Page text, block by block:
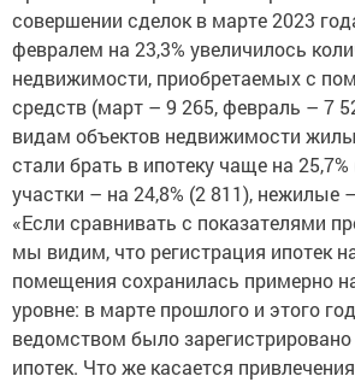
совершении сделок в марте 2023
февралем на 23,3% увеличилось
недвижимости, приобретаемых с
средств (март – 9 265, февраль – 7
видам объектов недвижимости
стали брать в ипотеку чаще на
участки – на 24,8% (2 811), нежилые
«Если сравнивать с показателями
мы видим, что регистрация ипотек
помещения сохранилась примерно
уровне: в марте прошлого и этого
ведомством было
ипотек. Что же касается